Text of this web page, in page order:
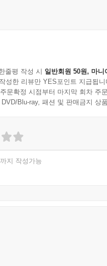
줄평 작성 시 일반회원 50원, 마니
성한 리뷰만 YES포인트 지급됩니
문확정 시점부터 마지막 회차 주
Blu-ray, 패션 및 판매금지 상
지 작성가능